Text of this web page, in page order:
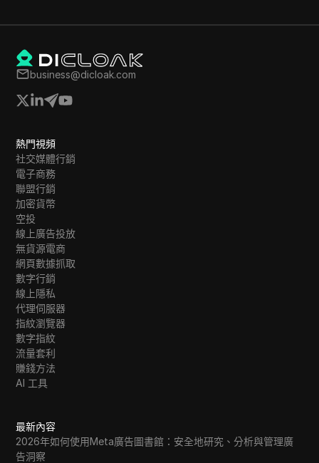
business@dicloak.com
熱門視頻
社交媒體行銷
電子商務
聯盟行銷
加密貨幣
空投
線上廣告投放
無貨源電商
網頁數據抓取
數字行銷
線上隱私
代理伺服器
指紋瀏覽器
數字指紋
流量套利
賺錢方法
AI 工具
最新內容
2026年如何使用Meta廣告圖書館：安全地研究、分析與管理廣
告洞察